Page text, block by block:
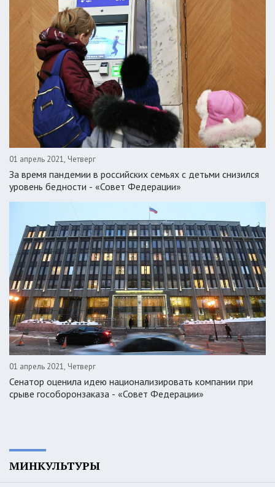
01 апрель 2021, Четверг
За время пандемии в российских семьях с детьми снизился
уровень бедности - «Совет Федерации»
01 апрель 2021, Четверг
Сенатор оценила идею национализировать компании при
срыве гособоронзаказа - «Совет Федерации»
МИНКУЛЬТУРЫ